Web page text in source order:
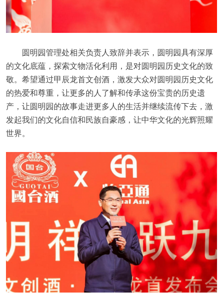
圆明园管理处相关负责人致辞并表示，圆明园具有深厚
的文化底蕴，探索文物活化利用，是对圆明园历史文化的致
敬。希望通过甲辰龙首文创酒，激发大众对圆明园历史文化
的热爱和尊重，让更多的人了解和传承这份宝贵的历史遗
产，让圆明园的故事走进更多人的生活并继续流传下去，激
发起我们的文化自信和民族自豪感，让中华文化的光辉照耀
世界。